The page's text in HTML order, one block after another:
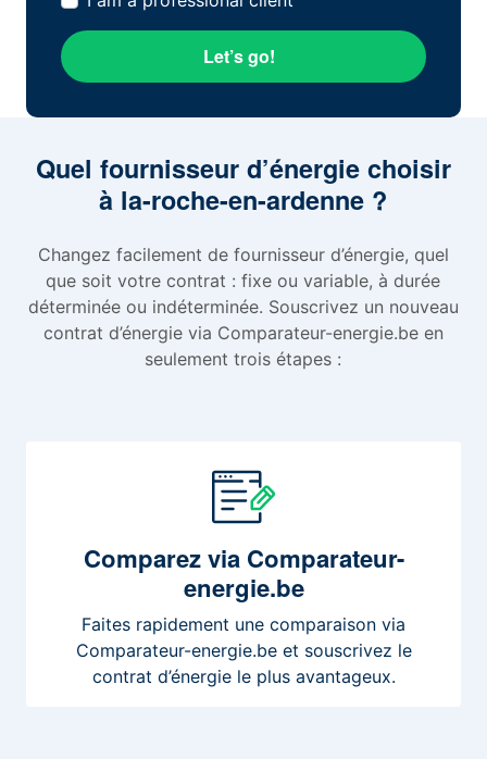
Let’s go!
Quel fournisseur d’énergie choisir
à la-roche-en-ardenne ?
Changez facilement de fournisseur d’énergie, quel
que soit votre contrat : fixe ou variable, à durée
déterminée ou indéterminée. Souscrivez un nouveau
contrat d’énergie via Comparateur-energie.be en
seulement trois étapes :
Comparezvia Comparateur-
energie.be
Faites rapidement une comparaison via
Comparateur-energie.be et souscrivez le
contrat d’énergie le plus avantageux.